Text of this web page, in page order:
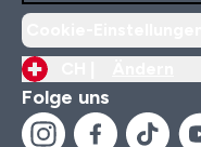
Folge uns